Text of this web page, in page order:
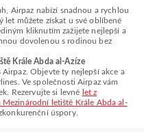
Airpaz nabízí snadnou a rychlou
let můžete získat u své oblíbené
kliknutím zažijete nejlepší a
dovolenou s rodinou bez
Krále Abda al-Azíze
Objevte ty nejlepší akce a
Ve společnosti Airpaz vám
Rezervujte si levné let z
Mezinárodní letiště Krále Abda al-
úspory.